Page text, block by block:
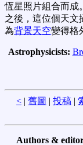
恆星照片組合而成
之後，這位個天文
為背景天空變得格
Astrophysicists:
< | 舊圖 | 投稿 |
Authors &